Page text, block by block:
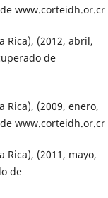
www.corteidh.or.cr
Rica), (2012, abril,
de
Rica), (2009, enero,
www.corteidh.or.cr
Rica), (2011, mayo,
de